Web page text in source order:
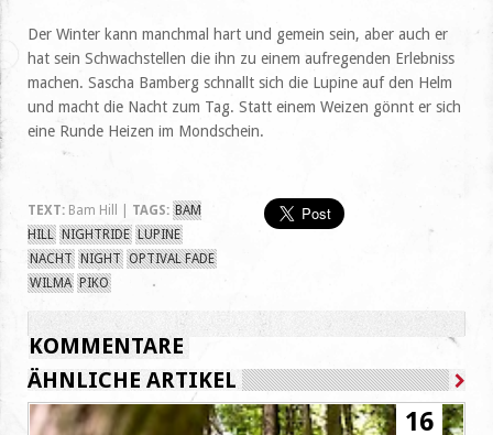
Der Winter kann manchmal hart und gemein sein, aber auch er
hat sein Schwachstellen die ihn zu einem aufregenden Erlebniss
machen. Sascha Bamberg schnallt sich die Lupine auf den Helm
und macht die Nacht zum Tag. Statt einem Weizen gönnt er sich
eine Runde Heizen im Mondschein.
TEXT: Bam Hill | TAGS: BAM
HILL NIGHTRIDE LUPINE
NACHT NIGHT OPTIVAL FADE
WILMA PIKO
KOMMENTARE
ÄHNLICHE ARTIKEL
16